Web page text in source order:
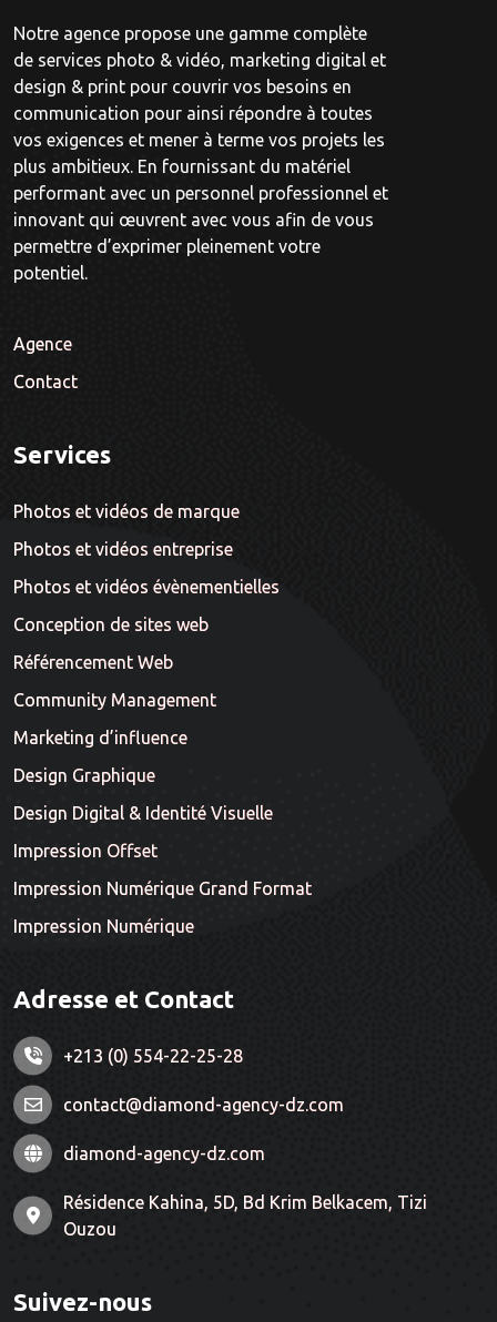
Notre agence propose une gamme complète
de services photo & vidéo, marketing digital et
design & print pour couvrir vos besoins en
communication pour ainsi répondre à toutes
vos exigences et mener à terme vos projets les
plus ambitieux. En fournissant du matériel
performant avec un personnel professionnel et
innovant qui œuvrent avec vous afin de vous
permettre d’exprimer pleinement votre
potentiel.
Agence
Contact
Services
Photos et vidéos de marque
Photos et vidéos entreprise
Photos et vidéos évènementielles
Conception de sites web
Référencement Web
Community Management
Marketing d’influence
Design Graphique
Design Digital & Identité Visuelle
Impression Offset
Impression Numérique Grand Format
Impression Numérique
Adresse et Contact
+213 (0) 554-22-25-28
contact@diamond-agency-dz.com
diamond-agency-dz.com
Résidence Kahina, 5D, Bd Krim Belkacem, Tizi
Ouzou
Suivez-nous